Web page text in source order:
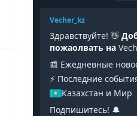
Vecher_kz
Здравствуйте! 👋
пожаолвать на
📰 Ежедневные
⚡️ Последние
Казахстан и Мир
Подпишитесь! 🔔